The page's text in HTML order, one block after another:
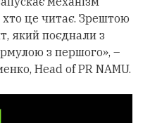
хто це читає. Зрештою
який поєднали з
з першого», –
Head of PR NAMU.